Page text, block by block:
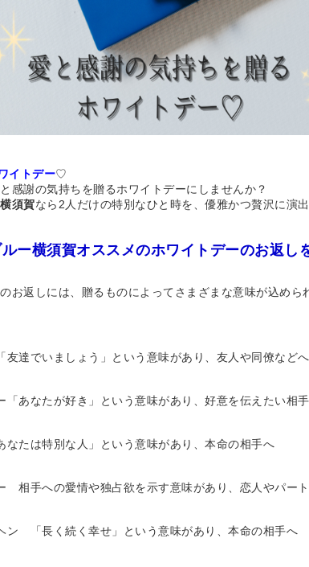
イトデー♡
感謝の気持ちを贈るホワイトデーにしませんか？
須賀なら 2人だけの特別なひと時を、優雅かつ贅沢に演
ー横須賀オススメのホワイトデーのお返し
お返しには、贈るものによってさまざまな意味が込め
達でいましょう」という意味があり、友人や同僚などへ
「あなたが好き」という意味があり、好意を伝えたい相
なたは特別な人」という意味があり、本命の相手へ
相手への愛情や独占欲を示す意味があり、恋人やパー
ン 「長く続く幸せ」という意味があり、本命の相手へ